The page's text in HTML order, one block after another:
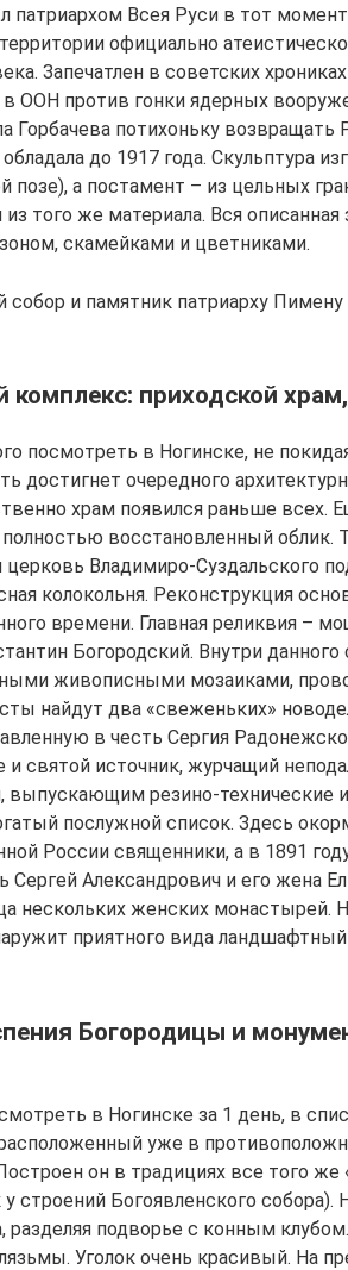
патриархом Всея Руси в тот
официально
Запечатлен в советских
ООН против гонки ядерных
Горбачева потихоньку возвращать
до 1917 года. Скульптура
позе), а постамент – из цельных
из того же материала. Вся
скамейками и цветниками.
собор и памятник патриарху
комплекс: приходской
посмотреть в Ногинске, не
достигнет очередного
храм появился раньше всех.
восстановленный облик.
церковь Владимиро-Суздальского
колокольня. Реконструкция
времени. Главная реликвия –
Богородский. Внутри данного
живописными мозаиками,
найдут два «свеженьких»
в честь Сергия
и святой источник, журчащий
выпускающим резино-технические
послужной список. Здесь
России священники, а в 1891
Сергей Александрович и его жена
нескольких женских монастырей.
приятного вида
Богородицы и
в Ногинске за 1 день, в
уже в
он в традициях все того же
строений Богоявленского собора).
подворье с конным
Уголок очень красивый. На